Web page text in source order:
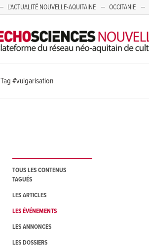
L'ACTUALITÉ NOUVELLE-AQUITAINE OCCITANIE
Tag #vulgarisation
TOUS LES CONTENUS
TAGUÉS
LES ARTICLES
LES ÉVÉNEMENTS
LES ANNONCES
LES DOSSIERS